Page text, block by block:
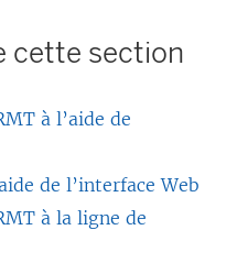
cette section
à l’aide de
de l’interface Web
à la ligne de